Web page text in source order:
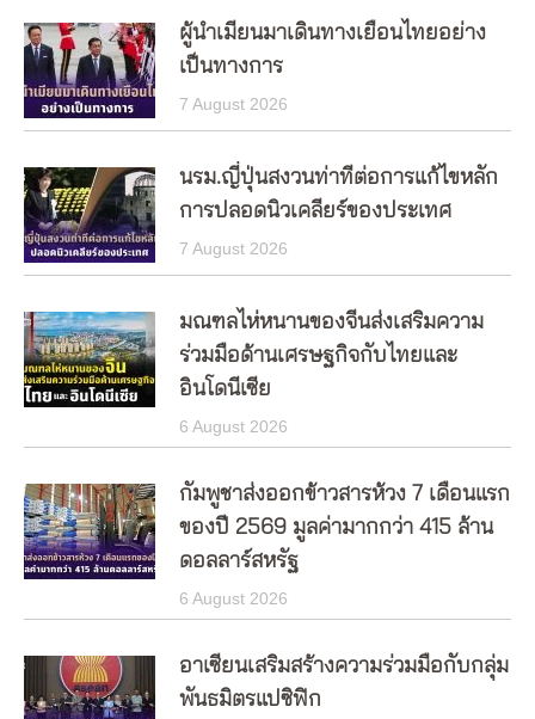
ผู้นำเมียนมาเดินทางเยือนไทยอย่าง
เป็นทางการ
7 August 2026
นรม.ญี่ปุ่นสงวนท่าทีต่อการแก้ไขหลัก
การปลอดนิวเคลียร์ของประเทศ
7 August 2026
มณฑลไห่หนานของจีนส่งเสริมความ
ร่วมมือด้านเศรษฐกิจกับไทยและ
อินโดนีเซีย
6 August 2026
กัมพูชาส่งออกข้าวสารห้วง 7 เดือนแรก
ของปี 2569 มูลค่ามากกว่า 415 ล้าน
ดอลลาร์สหรัฐ
6 August 2026
อาเซียนเสริมสร้างความร่วมมือกับกลุ่ม
พันธมิตรแปซิฟิก